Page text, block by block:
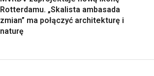
Rotterdamu. „Skalista ambasada
zmian” ma połączyć architekturę i
naturę